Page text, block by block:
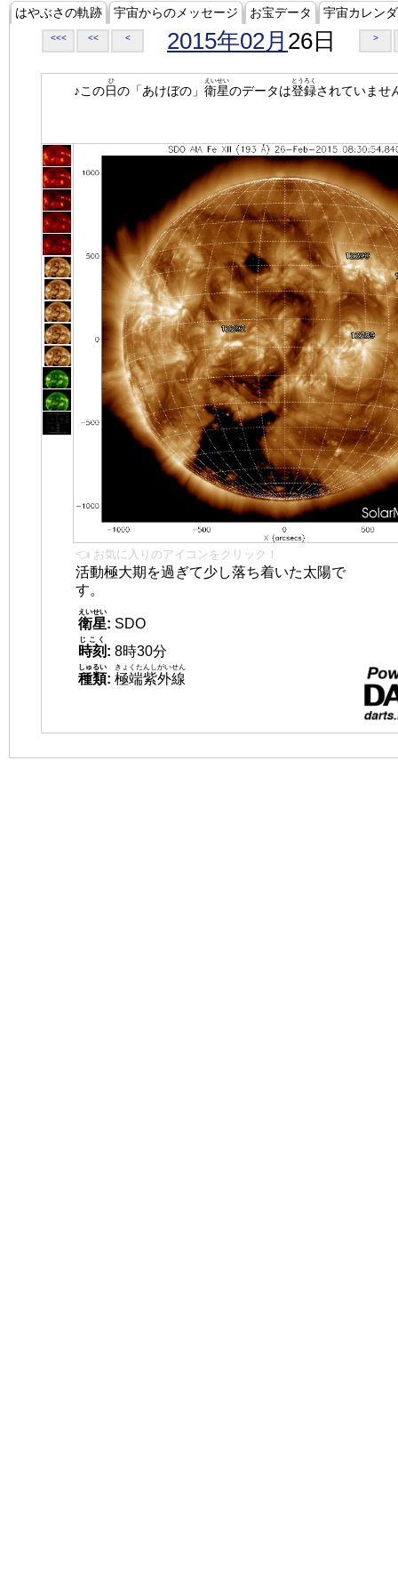
はやぶさの軌跡 宇宙からのメッセージ お宝データ 宇宙カレン
<<< << < 2015年02月 26日 >
♪この日
ひ
の「あけぼの」 衛星
えいせい
のデータは登録
とうろく
されていませ
👈 お気に入りのアイコンをクリック！
活動極大期を過ぎて少し落ち着いた太陽で
す。
衛星
えいせい
: SDO
時刻
じこく
: 8時30分
種類
しゅるい
: 極端紫外線
きょくたんしがいせん